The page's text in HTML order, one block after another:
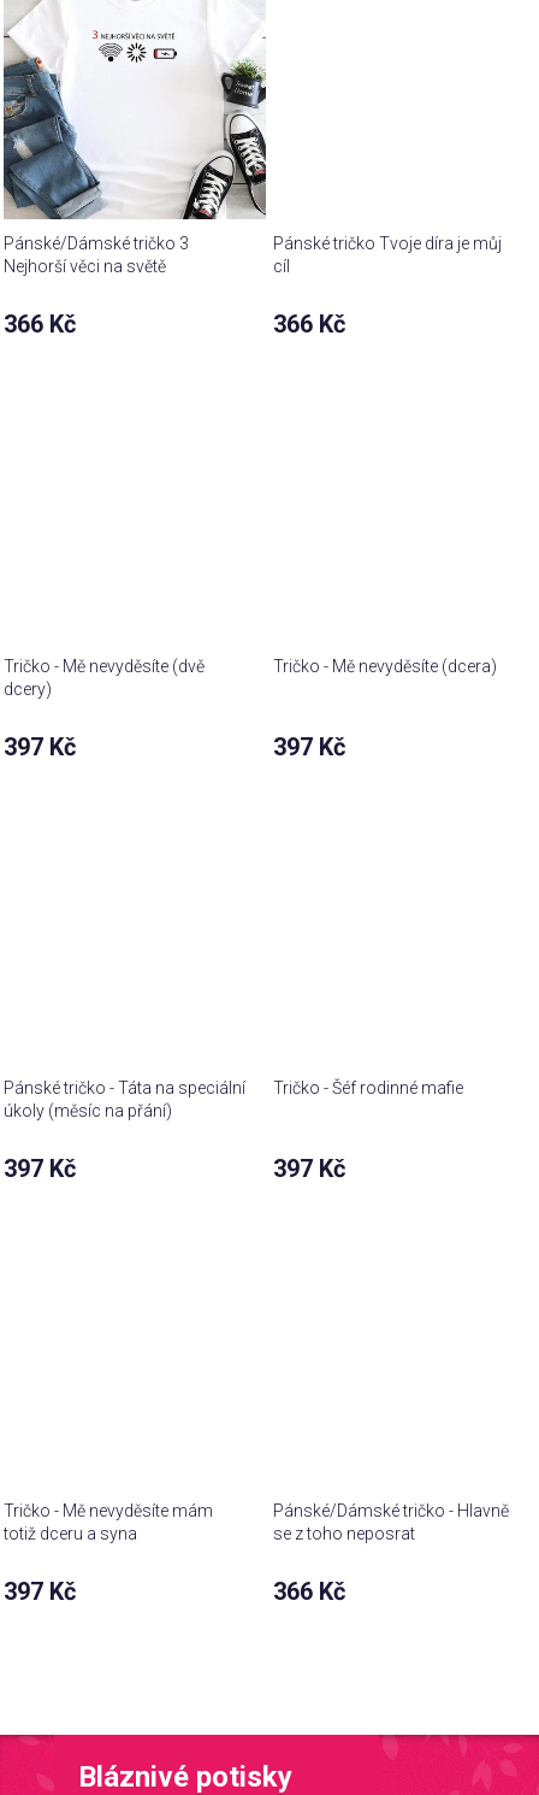
Pánské/Dámské tričko 3
Nejhorší věci na světě
366 Kč
Pánské tričko Tvoje díra je můj
cíl
366 Kč
Tričko - Mě nevyděsíte (dvě
dcery)
397 Kč
Tričko - Mě nevyděsíte (dcera)
397 Kč
Pánské tričko - Táta na speciální
úkoly (měsíc na přání)
397 Kč
Tričko - Šéf rodinné mafie
397 Kč
Tričko - Mě nevyděsíte mám
totiž dceru a syna
397 Kč
Pánské/Dámské tričko - Hlavně
se z toho neposrat
366 Kč
Bláznivé potisky